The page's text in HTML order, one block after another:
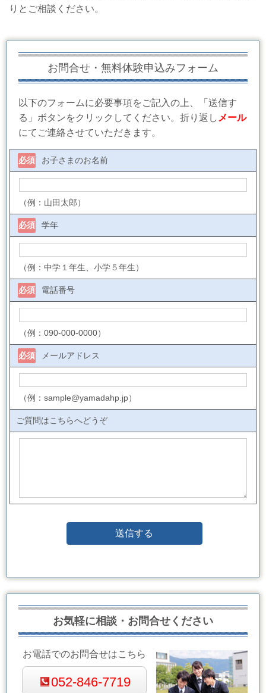
りとご相談ください。
お問合せ・無料体験申込みフォーム
以下のフォームに必要事項をご記入の上、「送信す
る」ボタンをクリックしてください。折り返し メール
にてご連絡させていただきます。
お子さまのお名前
必須
（例：山田太郎）
学年
必須
（例：中学１年生、小学５年生）
電話番号
必須
（例：090-000-0000）
メールアドレス
必須
（例：sample@yamadahp.jp）
ご質問はこちらへどうぞ
お気軽に相談・お問合せください
お電話でのお問合せはこちら
052-846-7719